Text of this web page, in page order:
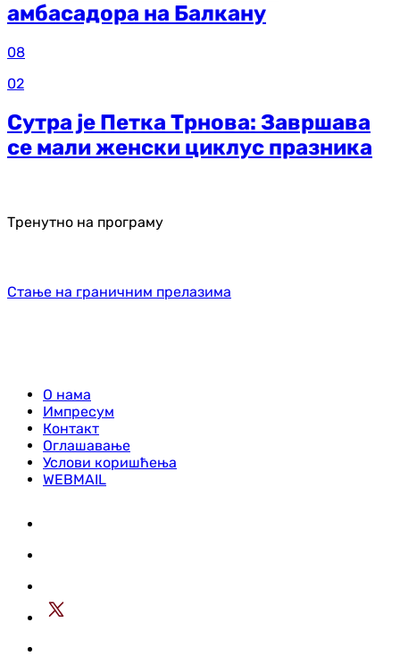
амбасадора на Балкану
08
02
Сутра је Петка Трнова: Завршава
се мали женски циклус празника
Тренутно на програму
Стање на граничним прелазима
О нама
Импресум
Контакт
Оглашавање
Услови коришћења
WEBMAIL